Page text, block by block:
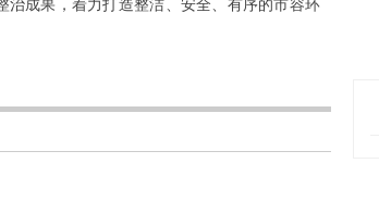
成果，着力打造整洁、安全、有序的市容环